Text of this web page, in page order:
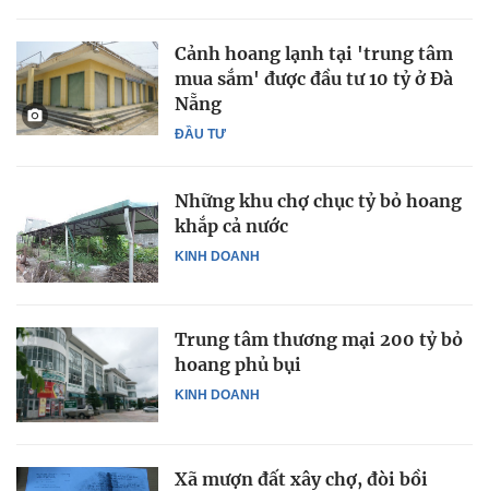
ĐẦU TƯ
Cảnh hoang lạnh tại 'trung tâm
mua sắm' được đầu tư 10 tỷ ở Đà
Nẵng
KINH DOANH
Những khu chợ chục tỷ bỏ hoang
khắp cả nước
KINH DOANH
Trung tâm thương mại 200 tỷ bỏ
hoang phủ bụi
Xã mượn đất xây chợ, đòi bồi